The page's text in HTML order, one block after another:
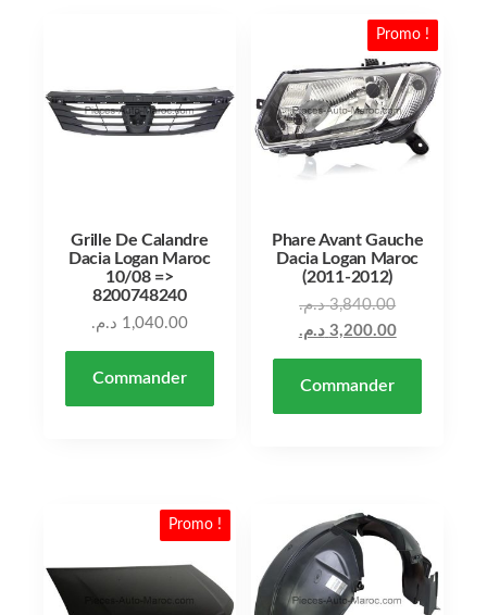
Grille De Calandre
Dacia Logan Maroc
10/08 =>
8200748240
1,040.00 د.م.
Commander
Promo !
Phare Avant Gauche
Dacia Logan Maroc
(2011-2012)
3,840.00 د.م.
3,200.00 د.م.
Commander
Promo !